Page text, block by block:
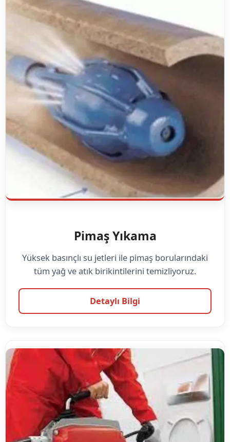
Pimaş Yıkama
Yüksek basınçlı su jetleri ile pimaş borularındaki
tüm yağ ve atık birikintilerini temizliyoruz.
Detaylı Bilgi